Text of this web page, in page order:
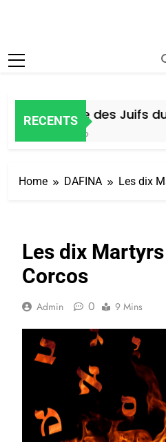
RECENTS
Histoire des Juifs du
Home DAFINA Les dix
Les dix
Corcos
Admin 0 9 Mins